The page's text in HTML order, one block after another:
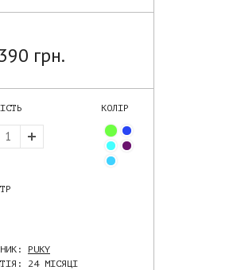
грн.
КОЛІР
PUKY
24 МІСЯЦІ